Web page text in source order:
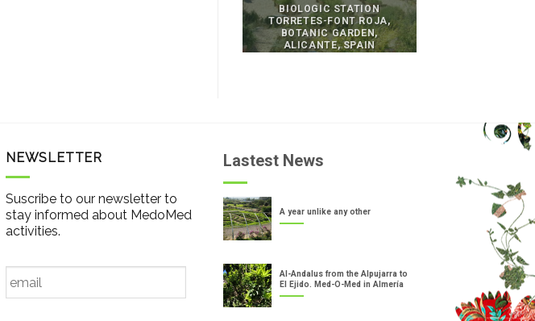
BIOLOGIC STATION
TORRETES-FONT ROJA,
BOTANIC GARDEN,
ALICANTE, SPAIN
NEWSLETTER
Suscribe to our newsletter to
stay informed about MedoMed
activities.
Email *
Lastest News
A year unlike any other
Al-Andalus from the Alpujarra to
El Ejido. Med-O-Med in Almería